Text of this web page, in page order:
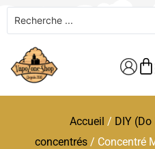
Accueil / DIY
concentrés / Concentré